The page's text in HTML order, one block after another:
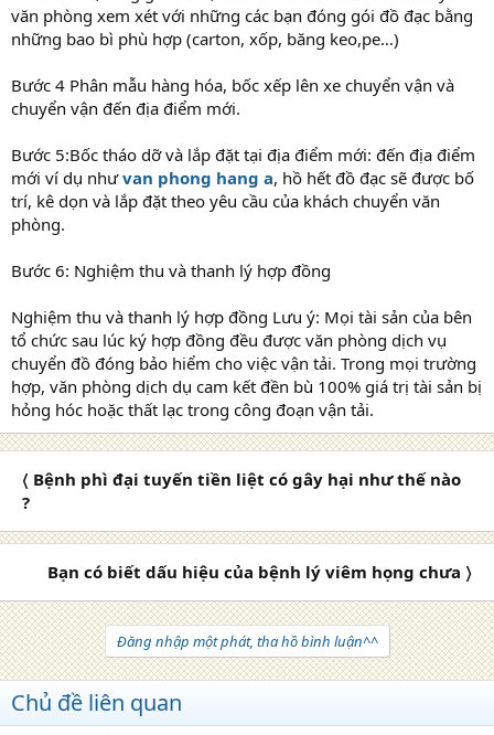
văn phòng xem xét với những các bạn đóng gói đồ đạc bằng
những bao bì phù hợp (carton, xốp, băng keo,pe…)
Bước 4 Phân mẫu hàng hóa, bốc xếp lên xe chuyển vận và
chuyển vận đến địa điểm mới.
Bước 5:Bốc tháo dỡ và lắp đặt tại địa điểm mới: đến địa điểm
mới ví dụ nhưvan phong hang a, hồ hết đồ đạc sẽ được bố
trí, kê dọn và lắp đặt theo yêu cầu của khách chuyển văn
phòng.
Bước 6: Nghiệm thu và thanh lý hợp đồng
Nghiệm thu và thanh lý hợp đồng Lưu ý: Mọi tài sản của bên
tổ chức sau lúc ký hợp đồng đều được văn phòng dịch vụ
chuyển đồ đóng bảo hiểm cho việc vận tải. Trong mọi trường
hợp, văn phòng dịch dụ cam kết đền bù 100% giá trị tài sản bị
hỏng hóc hoặc thất lạc trong công đoạn vận tải.
〈 Bệnh phì đại tuyến tiền liệt có gây hại như thế nào
?
Bạn có biết dấu hiệu của bệnh lý viêm họng chưa 〉
Đăng nhập một phát, tha hồ bình luận^^
Chủ đề liên quan